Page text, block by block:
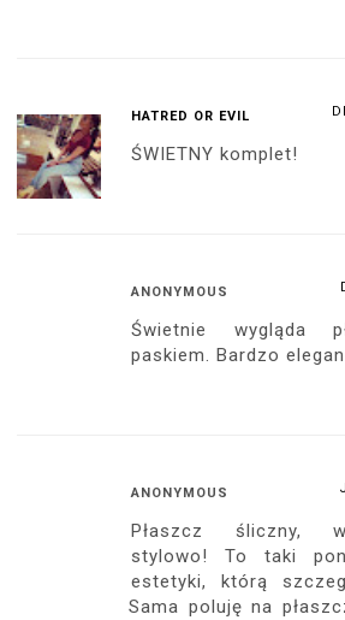
HATRED OR EVIL
ŚWIETNY komplet!
ANONYMOUS
Świetnie wygląda
paskiem. Bardzo
ANONYMOUS
Płaszcz śliczny,
stylowo! To taki
estetyki, którą
Sama poluję na